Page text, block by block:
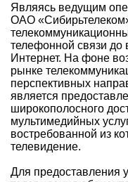
Являясь ведущим
ОАО
телефонной связи до
Интернет. На фоне
рынке
перспективных
является
широкополосного
мультимедийных
востребованной из
телевидение.
Для предоставления